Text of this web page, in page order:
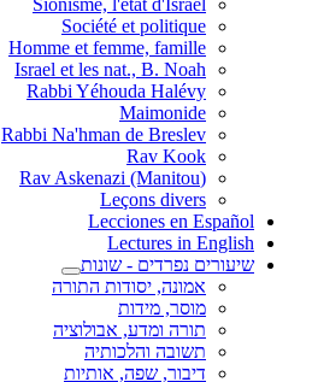
Sionisme, l'état d'Israël
Société et politique
Homme et femme, famille
Israel et les nat., B. Noah
Rabbi Yéhouda Halévy
Maimonide
Rabbi Na'hman de Breslev
Rav Kook
(Rav Askenazi (Manitou
Leçons divers
Lecciones en Español
Lectures in English
שיעורים נפרדים - שונות
אמונה, יסודות התורה
מוסר, מידות
תורה ומדע, אבולוציה
תשובה והלכותיה
דיבור, שפה, אותיות